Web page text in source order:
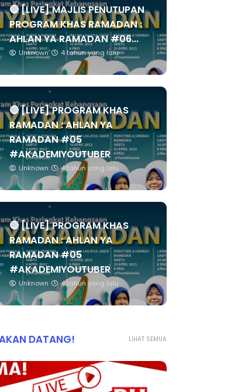
🔴 [LIVE] MAJLIS PENUTUPAN
PROGRAM KHAS RAMADAN :
AHLAN YA RAMADAN #06...
Unknown 4 tahun yang lalu
🔴 [LIVE] PROGRAM KHAS
RAMADAN : AHLAN YA
RAMADAN #05
#AKADEMIYOUTUBER
Unknown 4 tahun yang lalu
🔴 [LIVE] PROGRAM KHAS
RAMADAN : AHLAN YA
RAMADAN #05
#AKADEMIYOUTUBER
Unknown 4 tahun yang lalu
LIHAT SEMUA
DATANG!